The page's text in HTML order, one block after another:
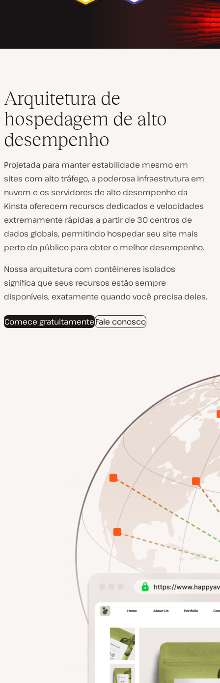
Arquitetura de
hospedagem de alto
desempenho
Projetada para manter estabilidade mesmo em
sites com alto tráfego, a poderosa infraestrutura em
nuvem e os servidores de alto desempenho da
Kinsta oferecem recursos dedicados e velocidades
extremamente rápidas a partir de 30 centros de
dados globais, permitindo hospedar seu site mais
perto do público para obter o melhor desempenho.
Nossa arquitetura com contêineres isolados
significa que seus recursos estão sempre
disponíveis, exatamente quando você precisa deles.
Comece gratuitamenteFale conosco